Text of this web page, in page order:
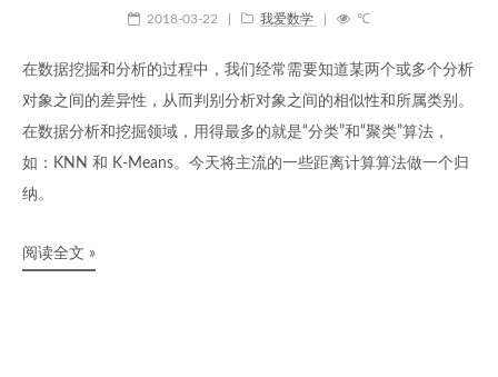
2018-03-22 我爱数学 ℃
在数据挖掘和分析的过程中，我们经常需要知道某两个或多个分析
对象之间的差异性，从而判别分析对象之间的相似性和所属类别。
在数据分析和挖掘领域，用得最多的就是“分类”和“聚类”算法，
如：KNN 和 K-Means。今天将主流的一些距离计算算法做一个归
纳。
阅读全文 »